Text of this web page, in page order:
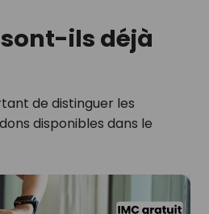
ils déjà
de distinguer les
disponibles dans le